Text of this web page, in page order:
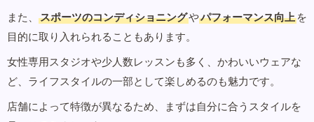
また、
スポーツのコンディショニングやパフォーマンス向上 を
目的に取り入れられることもあります。
女性専用スタジオや少人数レッスンも多く、かわいいウェアな
ど、ライフスタイルの一部として楽しめるのも魅力です。
店舗によって特徴が異なるため、まずは自分に合うスタイルを